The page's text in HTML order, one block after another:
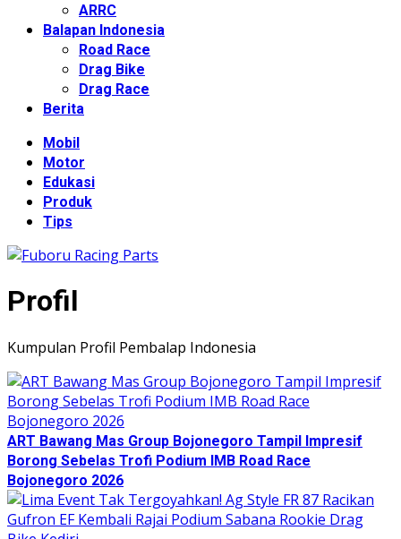
ARRC
Balapan Indonesia
Road Race
Drag Bike
Drag Race
Berita
Mobil
Motor
Edukasi
Produk
Tips
Profil
Kumpulan Profil Pembalap Indonesia
ART Bawang Mas Group Bojonegoro Tampil Impresif
Borong Sebelas Trofi Podium IMB Road Race
Bojonegoro 2026